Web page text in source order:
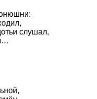
слушал,